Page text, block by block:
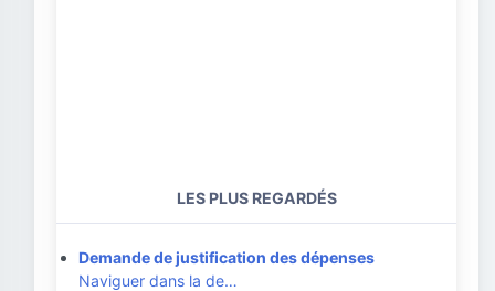
LES PLUS REGARDÉS
Demande de justification des dépenses
Naviguer dans la de…